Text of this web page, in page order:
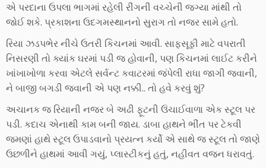
એ પરદાના ઉપલા ભાગમાં રહેલી રીંગની વચ્ચેની જગ્યા માંથી તો
જોઈ શકે. પ્રકાશના ઉદગમસ્થાનનો સુરાગ તો નજર સામે હતો.
રિયા ઝડપભેર નીચે ઉતરી કિચનમાં આવી. સાફસૂફી માટે વપરાતી
નિસરણી તો ક્યાંક ઘરમાં પડી જ હોવાની, પણ કિચનમાં લાઈટ કરીને
ખાંખાખોળા કરવા એટલે સર્વન્ટ કવાટરમાં જંપેલી રાધા જાગી જવાની,
ને બાજી બગડી જવાની એ પણ નક્કી.. તો હવે કરવું શું?
અચાનક જ રિયાની નજર બે અઢી ફૂટની ઉંચાઈવાળા એક સ્ટૂલ પર
પડી. કદાચ એનાથી કામ બની જાય. ડાબા હાથને ભીંત પર ટેકવી
જમણાં હાથે સ્ટૂલ ઉપાડવાનો પ્રયત્ન કર્યો એ સાથે જ સ્ટૂલ તો જાણે
ઉછળીને હાથમાં આવી ગયું, પ્લાસ્ટીકનું હતું, નહીવત વજન ધરાવતું.